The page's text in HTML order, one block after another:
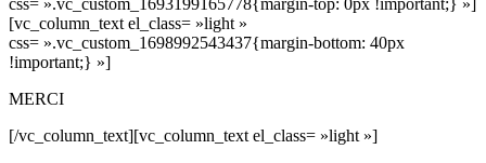
[vc_column_text el_class= »light »
css= ».vc_custom_1698992543437{margin-bottom: 40px
!important;} »]
MERCI
[/vc_column_text][vc_column_text el_class= »light »]